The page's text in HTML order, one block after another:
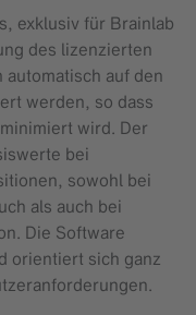
exklusiv für Brainlab
des lizenzierten
auf den
werden, so dass
wird. Der
bei
sowohl bei
als auch bei
Die Software
orientiert sich ganz